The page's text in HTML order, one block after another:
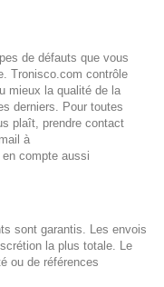
de défauts que vous
Tronisco.com contrôle
mieux la qualité de la
derniers. Pour toutes
plaît, prendre contact
à
compte aussi
sont garantis. Les envois
la plus totale. Le
ou de références